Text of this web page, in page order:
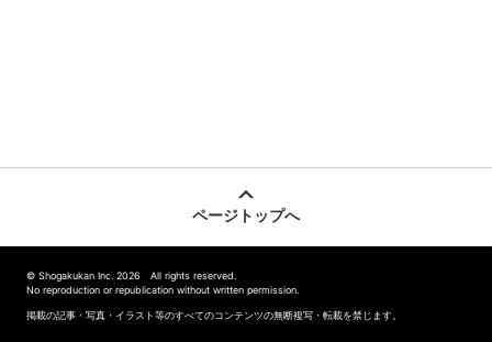
ページトップへ
© Shogakukan Inc. 2026 All rights reserved.
No reproduction or republication without written permission.
掲載の記事・写真・イラスト等のすべてのコンテンツの無断複写・転載を禁じます。